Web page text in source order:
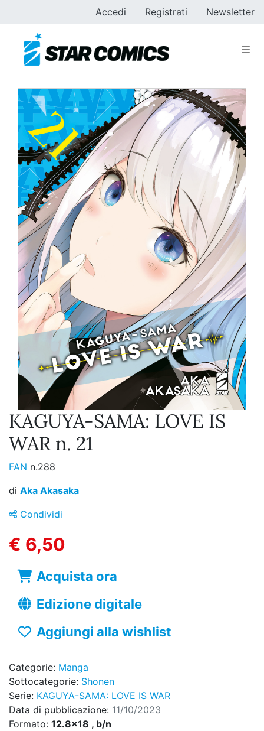
Accedi Registrati Newsletter
KAGUYA-SAMA: LOVE IS
WAR n. 21
FAN n.288
di Aka Akasaka
Condividi
€ 6,50
Acquista ora
Edizione digitale
Aggiungi alla wishlist
Categorie: Manga
Sottocategorie: Shonen
Serie: KAGUYA-SAMA: LOVE IS WAR
Data di pubblicazione: 11/10/2023
Formato: 12.8x18 , b/n